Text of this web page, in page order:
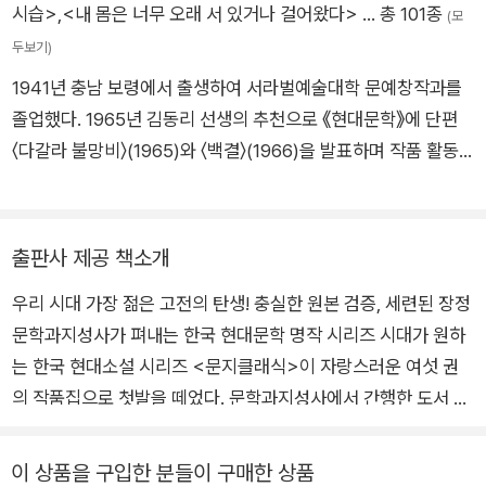
시습> <내 몸은 너무 오래 서 있거나 걸어왔다> … 총 101종 (모
두보기)
1941년 충남 보령에서 출생하여 서라벌예술대학 문예창작과를
졸업했다. 1965년 김동리 선생의 추천으로 《현대문학》에 단편
〈다갈라 불망비〉(1965)와 〈백결〉(1966)을 발표하며 작품 활동
을 열었다. 또한, 계간 《실천문학》을 창간하고, 자유실천문인협
2000년 민족문학작가회의 이사장이 되나 이듬해 발병으로 중도
하차하고 2003년 2월 25일 타계했다. 문학동네 촌장으로서의
문단 통합적 활동과 민주화 운동, 그리고 문학적 성가를 모두 인
정해 문인협회, 작가회의, 펜클럽 등 문단 3단체가 문단 사상 초
했다. 소설집 《이 풍진 세상을》(1972) 《해벽》(1974) 《관촌수
출판사 제공 책소개
우리 시대 가장 젊은 고전의 탄생! 충실한 원본 검증, 세련된 장정
문학과지성사가 펴내는 한국 현대문학 명작 시리즈 시대가 원하
는 한국 현대소설 시리즈 <문지클래식>이 자랑스러운 여섯 권
의 작품집으로 첫발을 떼었다. 문학과지성사에서 간행한 도서 중
품’들로 구성된 <문지클래식>은 ‘고전classic’의 사전적 정의에
이 상품을 구입한 분들이 구매한 상품